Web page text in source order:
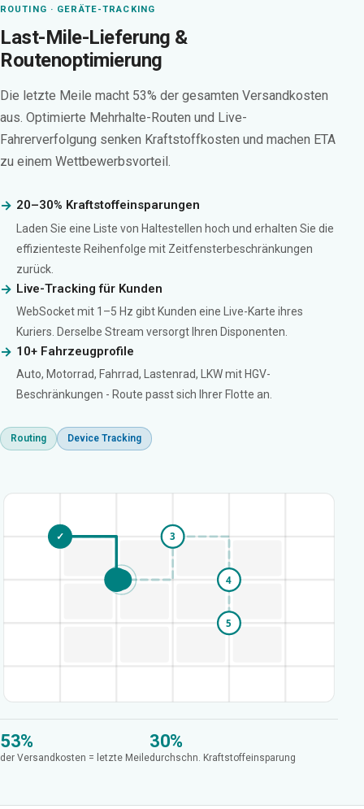
ROUTING · GERÄTE-TRACKING
Last-Mile-Lieferung &
Routenoptimierung
Die letzte Meile macht 53% der gesamten Versandkosten
aus. Optimierte Mehrhalte-Routen und Live-
Fahrerverfolgung senken Kraftstoffkosten und machen ETA
zu einem Wettbewerbsvorteil.
20–30% Kraftstoffeinsparungen
Laden Sie eine Liste von Haltestellen hoch und erhalten Sie die
effizienteste Reihenfolge mit Zeitfensterbeschränkungen
zurück.
Live-Tracking für Kunden
WebSocket mit 1–5 Hz gibt Kunden eine Live-Karte ihres
Kuriers. Derselbe Stream versorgt Ihren Disponenten.
10+ Fahrzeugprofile
Auto, Motorrad, Fahrrad, Lastenrad, LKW mit HGV-
Beschränkungen - Route passt sich Ihrer Flotte an.
Routing Device Tracking
1
✓ 3
4
5
🚚
53%
der Versandkosten = letzte Meile
30%
durchschn. Kraftstoffeinsparung